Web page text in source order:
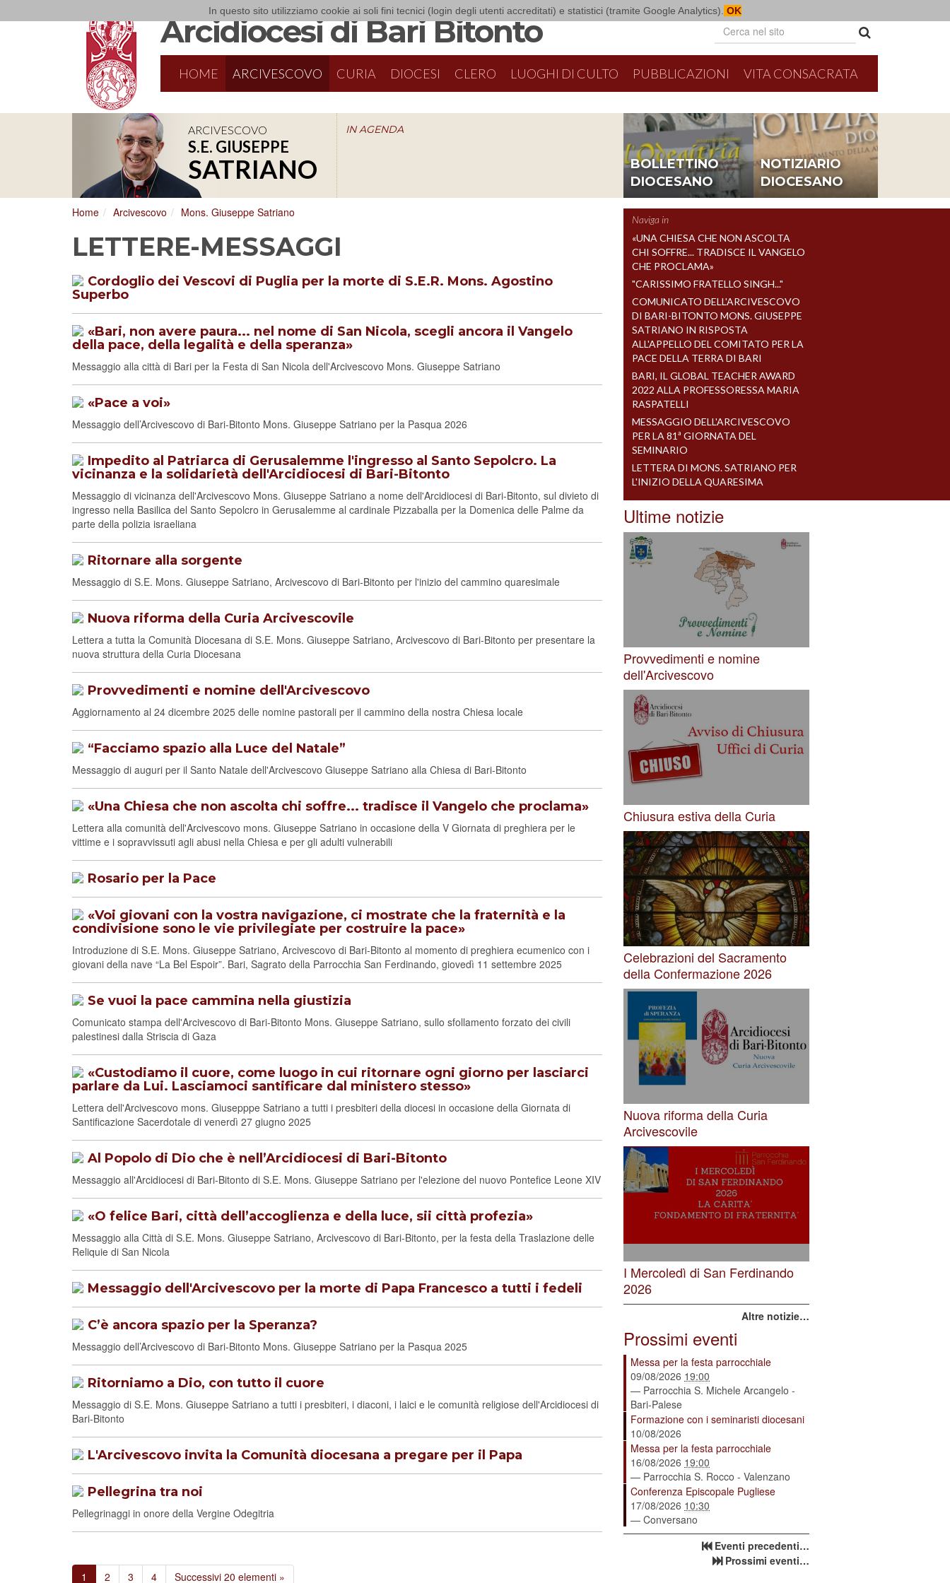
In questo sito utilizziamo cookie ai soli fini tecnici (login degli utenti accreditati) e statistici (tramite Google Analytics). OK
Arcidiocesi di Bari Bitonto
HOME ARCIVESCOVO CURIA DIOCESI CLERO LUOGHI DI CULTO PUBBLICAZIONI VITA CONSACRATA
ARCIVESCOVO
S.E. GIUSEPPE
SATRIANO
IN AGENDA
BOLLETTINO
DIOCESANO
NOTIZIARIO
DIOCESANO
Home Arcivescovo Mons. Giuseppe Satriano
LETTERE-MESSAGGI
Cordoglio dei Vescovi di Puglia per la morte di S.E.R. Mons. Agostino
Superbo
«Bari, non avere paura... nel nome di San Nicola, scegli ancora il Vangelo
della pace, della legalità e della speranza»
Messaggio alla città di Bari per la Festa di San Nicola dell'Arcivescovo Mons. Giuseppe Satriano
«Pace a voi»
Messaggio dell’Arcivescovo di Bari-Bitonto Mons. Giuseppe Satriano per la Pasqua 2026
Impedito al Patriarca di Gerusalemme l'ingresso al Santo Sepolcro. La
vicinanza e la solidarietà dell'Arcidiocesi di Bari-Bitonto
Messaggio di vicinanza dell'Arcivescovo Mons. Giuseppe Satriano a nome dell'Arcidiocesi di Bari-Bitonto, sul divieto di
ingresso nella Basilica del Santo Sepolcro in Gerusalemme al cardinale Pizzaballa per la Domenica delle Palme da
parte della polizia israeliana
Ritornare alla sorgente
Messaggio di S.E. Mons. Giuseppe Satriano, Arcivescovo di Bari-Bitonto per l'inizio del cammino quaresimale
Nuova riforma della Curia Arcivescovile
Lettera a tutta la Comunità Diocesana di S.E. Mons. Giuseppe Satriano, Arcivescovo di Bari-Bitonto per presentare la
nuova struttura della Curia Diocesana
Provvedimenti e nomine dell'Arcivescovo
Aggiornamento al 24 dicembre 2025 delle nomine pastorali per il cammino della nostra Chiesa locale
“Facciamo spazio alla Luce del Natale”
Messaggio di auguri per il Santo Natale dell'Arcivescovo Giuseppe Satriano alla Chiesa di Bari-Bitonto
«Una Chiesa che non ascolta chi soffre... tradisce il Vangelo che proclama»
Lettera alla comunità dell'Arcivescovo mons. Giuseppe Satriano in occasione della V Giornata di preghiera per le
vittime e i sopravvissuti agli abusi nella Chiesa e per gli adulti vulnerabili
Rosario per la Pace
«Voi giovani con la vostra navigazione, ci mostrate che la fraternità e la
condivisione sono le vie privilegiate per costruire la pace»
Introduzione di S.E. Mons. Giuseppe Satriano, Arcivescovo di Bari-Bitonto al momento di preghiera ecumenico con i
giovani della nave “La Bel Espoir”. Bari, Sagrato della Parrocchia San Ferdinando, giovedì 11 settembre 2025
Se vuoi la pace cammina nella giustizia
Comunicato stampa dell'Arcivescovo di Bari-Bitonto Mons. Giuseppe Satriano, sullo sfollamento forzato dei civili
palestinesi dalla Striscia di Gaza
«Custodiamo il cuore, come luogo in cui ritornare ogni giorno per lasciarci
parlare da Lui. Lasciamoci santificare dal ministero stesso»
Lettera dell'Arcivescovo mons. Giusepppe Satriano a tutti i presbiteri della diocesi in occasione della Giornata di
Santificazione Sacerdotale di venerdì 27 giugno 2025
Al Popolo di Dio che è nell’Arcidiocesi di Bari-Bitonto
Messaggio all'Arcidiocesi di Bari-Bitonto di S.E. Mons. Giuseppe Satriano per l'elezione del nuovo Pontefice Leone XIV
«O felice Bari, città dell’accoglienza e della luce, sii città profezia»
Messaggio alla Città di S.E. Mons. Giuseppe Satriano, Arcivescovo di Bari-Bitonto, per la festa della Traslazione delle
Reliquie di San Nicola
Messaggio dell'Arcivescovo per la morte di Papa Francesco a tutti i fedeli
C’è ancora spazio per la Speranza?
Messaggio dell’Arcivescovo di Bari-Bitonto Mons. Giuseppe Satriano per la Pasqua 2025
Ritorniamo a Dio, con tutto il cuore
Messaggio di S.E. Mons. Giuseppe Satriano a tutti i presbiteri, i diaconi, i laici e le comunità religiose dell'Arcidiocesi di
Bari-Bitonto
L'Arcivescovo invita la Comunità diocesana a pregare per il Papa
Pellegrina tra noi
Pellegrinaggi in onore della Vergine Odegitria
1 2 3 4 Successivi 20 elementi »
Naviga in
«UNA CHIESA CHE NON ASCOLTA
CHI SOFFRE... TRADISCE IL VANGELO
CHE PROCLAMA»
"CARISSIMO FRATELLO SINGH..."
COMUNICATO DELL'ARCIVESCOVO
DI BARI-BITONTO MONS. GIUSEPPE
SATRIANO IN RISPOSTA
ALL'APPELLO DEL COMITATO PER LA
PACE DELLA TERRA DI BARI
BARI, IL GLOBAL TEACHER AWARD
2022 ALLA PROFESSORESSA MARIA
RASPATELLI
MESSAGGIO DELL'ARCIVESCOVO
PER LA 81ª GIORNATA DEL
SEMINARIO
LETTERA DI MONS. SATRIANO PER
L'INIZIO DELLA QUARESIMA
Ultime notizie
Provvedimenti e nomine
dell'Arcivescovo
Chiusura estiva della Curia
Celebrazioni del Sacramento
della Confermazione 2026
Nuova riforma della Curia
Arcivescovile
I Mercoledì di San Ferdinando
2026
Altre notizie…
Prossimi eventi
Messa per la festa parrocchiale
09/08/2026 19:00
— Parrocchia S. Michele Arcangelo -
Bari-Palese
Formazione con i seminaristi diocesani
10/08/2026
Messa per la festa parrocchiale
16/08/2026 19:00
— Parrocchia S. Rocco - Valenzano
Conferenza Episcopale Pugliese
17/08/2026 10:30
— Conversano
Eventi precedenti…
Prossimi eventi…